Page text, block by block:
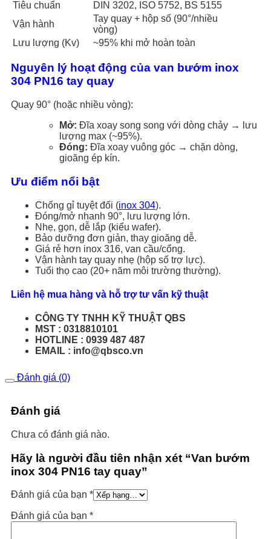
Tiêu chuẩn
DIN 3202, ISO 5752, BS 5155
Vận hành
Tay quay + hộp số (90°/nhiều
vòng)
Lưu lượng (Kv)
~95% khi mở hoàn toàn
Nguyên lý hoạt động của van bướm inox
304 PN16 tay quay
Quay 90° (hoặc nhiều vòng):
Mở: Đĩa xoay song song với dòng chảy → lưu
lượng max (~95%).
Đóng: Đĩa xoay vuông góc → chặn dòng,
gioăng ép kín.
Ưu điểm nổi bật
Chống gỉ tuyệt đối (inox 304).
Đóng/mở nhanh 90°, lưu lượng lớn.
Nhẹ, gọn, dễ lắp (kiểu wafer).
Bảo dưỡng đơn giản, thay gioăng dễ.
Giá rẻ hơn inox 316, van cầu/cổng.
Vận hành tay quay nhẹ (hộp số trợ lực).
Tuổi thọ cao (20+ năm môi trường thường).
Liên hệ mua hàng và hỗ trợ tư vấn kỹ thuật
CÔNG TY TNHH KỸ THUẬT QBS
MST : 0318810101
HOTLINE : 0939 487 487
EMAIL : info@qbsco.vn
Đánh giá (0)
Đánh giá
Chưa có đánh giá nào.
Hãy là người đầu tiên nhận xét “Van bướm
inox 304 PN16 tay quay”
Đánh giá của bạn *
Đánh giá của bạn *